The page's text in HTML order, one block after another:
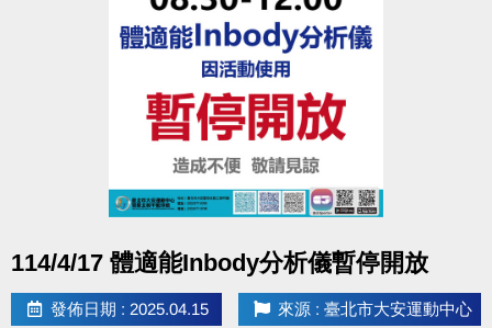
sport條碼刷進場，僅供50元全票，如須使用優惠，敬
請至櫃台購買。
- 可一樓櫃台購票、APP購票。
- 自動售票機目前無此票種。
※進入體適能須滿16歲(含)以上，並攜帶毛巾、穿著運
動服及運動鞋，違者恕不得入場。
114/4/17 體適能Inbody分析儀暫停開放
發佈日期 : 2025.04.15 來源 : 臺北市大安運動中心